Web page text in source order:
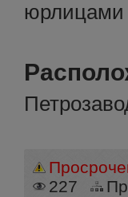
227